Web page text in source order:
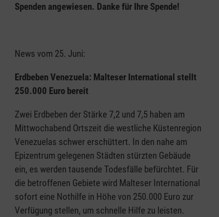
Spenden angewiesen. Danke für Ihre Spende!
News vom 25. Juni:
Erdbeben Venezuela: Malteser International stellt
250.000 Euro bereit
Zwei Erdbeben der Stärke 7,2 und 7,5 haben am
Mittwochabend Ortszeit die westliche Küstenregion
Venezuelas schwer erschüttert. In den nahe am
Epizentrum gelegenen Städten stürzten Gebäude
ein, es werden tausende Todesfälle befürchtet. Für
die betroffenen Gebiete wird Malteser International
sofort eine Nothilfe in Höhe von 250.000 Euro zur
Verfügung stellen, um schnelle Hilfe zu leisten.